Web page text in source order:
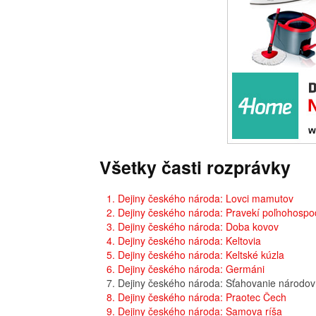
Všetky časti rozprávky
1. Dejiny českého národa: Lovci mamutov
2. Dejiny českého národa: Pravekí
3. Dejiny českého národa: Doba kovov
4. Dejiny českého národa: Keltovia
5. Dejiny českého národa: Keltské kúzla
6. Dejiny českého národa: Germáni
7. Dejiny českého národa: Sťahovanie národov
8. Dejiny českého národa: Praotec Čech
9. Dejiny českého národa: Samova ríša